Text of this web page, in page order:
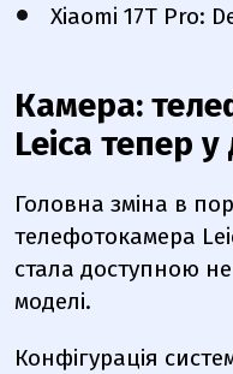
Xiaomi 17T Pro:
Камера:
Leica тепер
Головна зміна в
телефотокамера
стала доступною не
моделі.
Конфігурація